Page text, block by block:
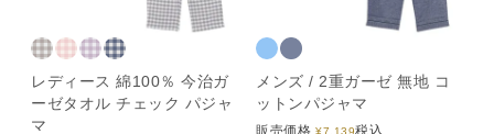
レディース 綿100％ 今治ガ
ーゼタオル チェック パジャ
マ
メンズ / 2重ガーゼ 無地 コ
ットンパジャマ
販売価格 ¥7,139税込